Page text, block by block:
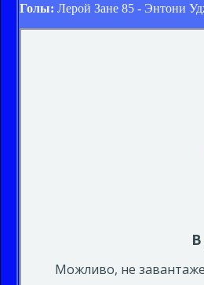
Голы: Лерой Зане 85 - Энтони